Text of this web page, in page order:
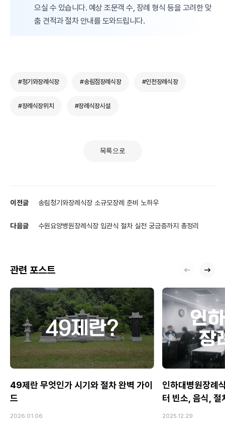
으실 수 있습니다. 예상 조문객 수, 장례 형식 등을 고려한 맞
춤 견적과 절차 안내를 도와드립니다.
#청기와장례식장 #송림점장례식장 #인천장례식장
#장례식장위치 #장례식장시설
목록으로
이전글 송림청기와장례식장 소규모장례 준비 노하우
다음글 수원요양병원장례식장 입관식 절차 실전 궁금증까지 총정리
관련 포스트
49제란 무엇인가 시기와 절차 완벽 가이
드
2026.01.06
인하대병원장례
터 빈소, 음식, 절
2025.12.29